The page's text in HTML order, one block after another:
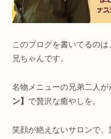
このブログを書いてるの
兄ちゃんです。
名物メニューの兄弟二人が
ン】 で贅沢な癒やしを。
笑顔が絶えないサロンで